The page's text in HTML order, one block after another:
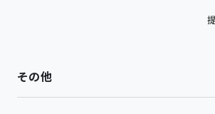
その他